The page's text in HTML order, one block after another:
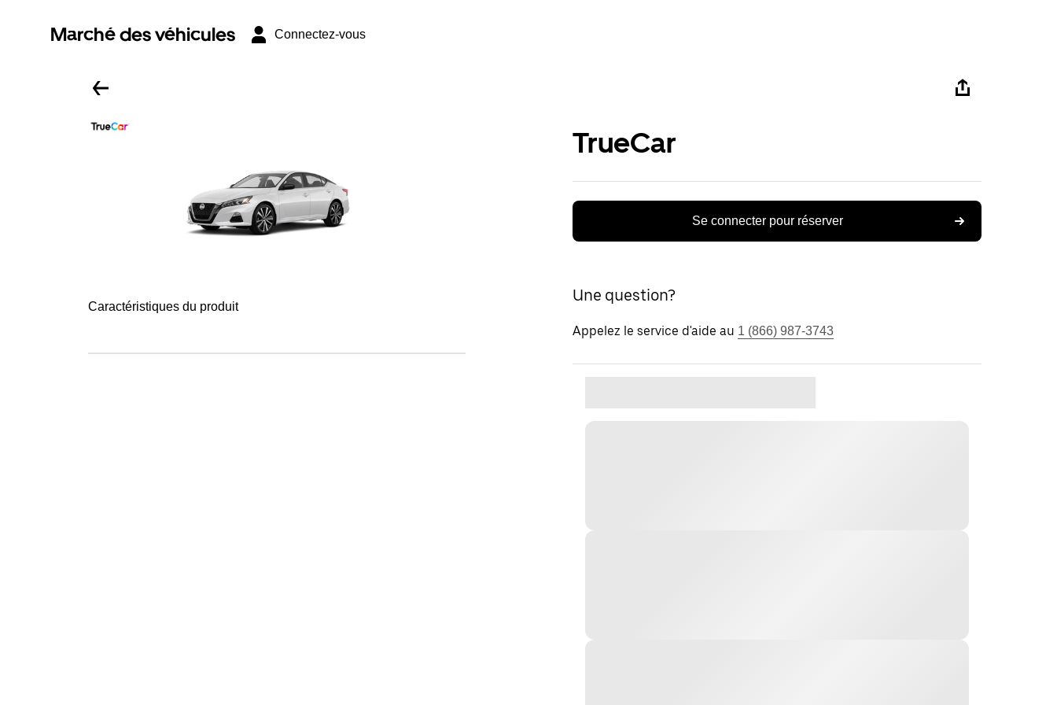
Marché des véhicules Connectez-vous
Caractéristiques du produit
TrueCar
Se connecter pour réserver
Une question?
Appelez le service d'aide au 1 (866) 987-3743